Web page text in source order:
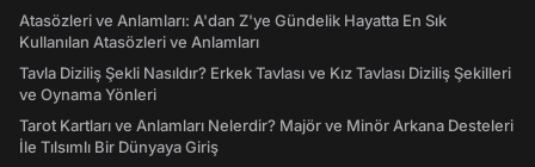
Atasözleri ve Anlamları: A'dan Z'ye Gündelik Hayatta En Sık
Kullanılan Atasözleri ve Anlamları
Tavla Diziliş Şekli Nasıldır? Erkek Tavlası ve Kız Tavlası Diziliş Şekilleri
ve Oynama Yönleri
Tarot Kartları ve Anlamları Nelerdir? Majör ve Minör Arkana Desteleri
İle Tılsımlı Bir Dünyaya Giriş